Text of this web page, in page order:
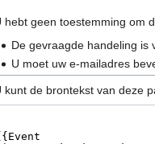
navigatie
zoeken
hebt geen toestemming om
De gevraagde handeling
U moet uw e-mailadres
kunt de brontekst van deze